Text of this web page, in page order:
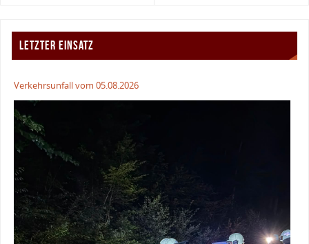
LETZTER EINSATZ
Verkehrsunfall vom 05.08.2026